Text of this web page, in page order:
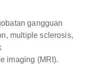
gangguan
multiple sclerosis,
imaging (MRI).